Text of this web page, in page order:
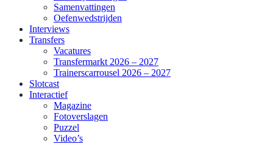
Samenvattingen
Oefenwedstrijden
Interviews
Transfers
Vacatures
Transfermarkt 2026 – 2027
Trainerscarrousel 2026 – 2027
Slotcast
Interactief
Magazine
Fotoverslagen
Puzzel
Video’s